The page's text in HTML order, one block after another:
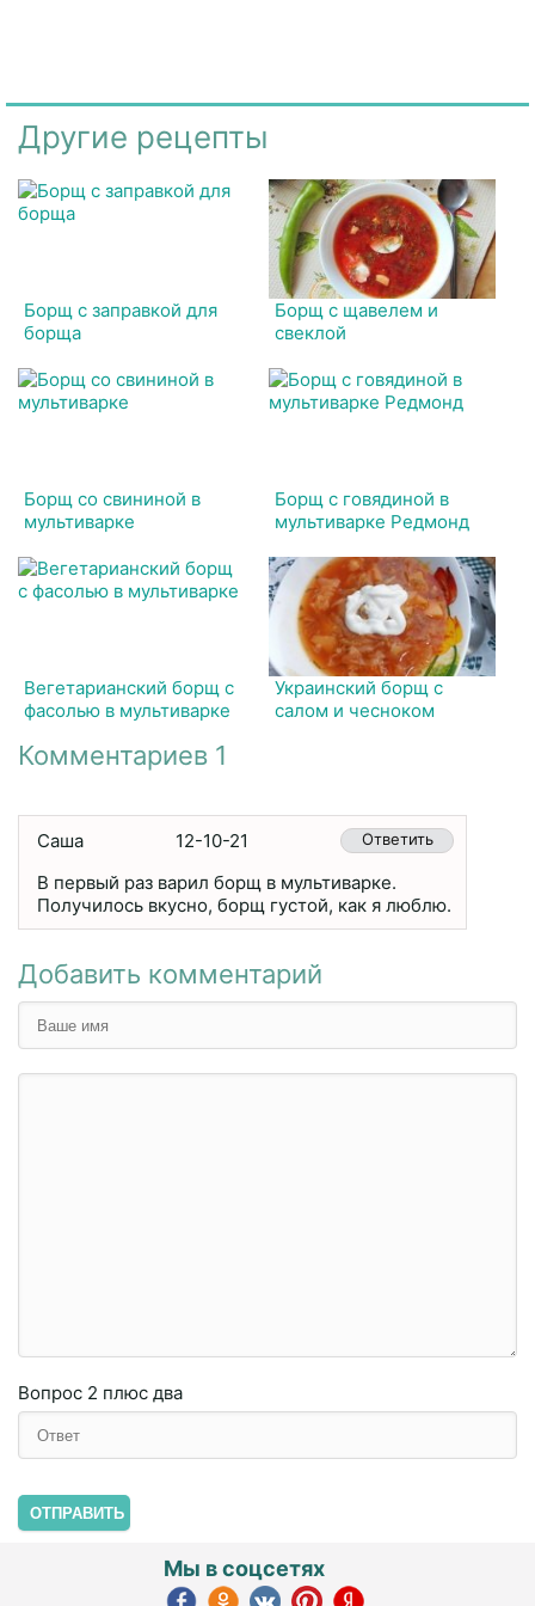
Другие рецепты
Борщ с заправкой для
борща
Борщ с щавелем и
свеклой
Борщ со свининой в
мультиварке
Борщ с говядиной в
мультиварке Редмонд
Вегетарианский борщ с
фасолью в мультиварке
Украинский борщ с
салом и чесноком
Комментариев 1
Саша 12-10-21 Ответить
В первый раз варил борщ в мультиварке.
Получилось вкусно, борщ густой, как я люблю.
Добавить комментарий
Вопрос 2 плюc двa
ОТПРАВИТЬ
Мы в соцсетях